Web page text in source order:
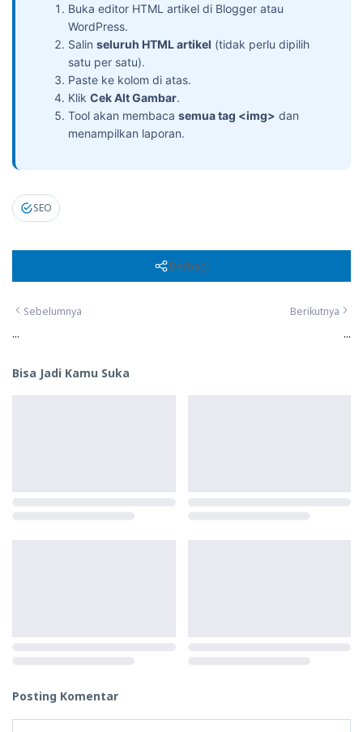
Buka editor HTML artikel di Blogger atau
WordPress.
Salin seluruh HTML artikel (tidak perlu dipilih
satu per satu).
Paste ke kolom di atas.
Klik Cek Alt Gambar.
Tool akan membaca semua tag <img> dan
menampilkan laporan.
SEO
Berbagi
Sebelumnya
...
Berikutnya
...
Bisa Jadi Kamu Suka
Posting Komentar